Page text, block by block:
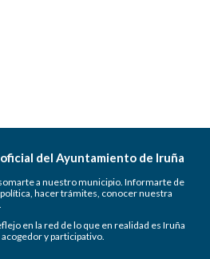
del Ayuntamiento de Iruña
a nuestro municipio. Informarte de
hacer trámites, conocer nuestra
en la red de lo que en realidad es Iruña
y participativo.